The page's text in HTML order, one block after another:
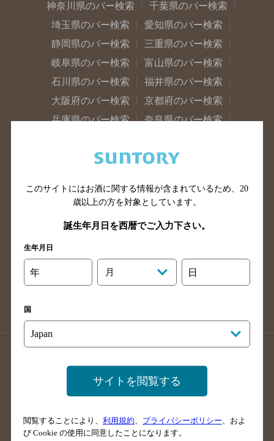
神奈川県のバー検索
千葉県のバー検索
埼玉県のバー検索
愛知県のバー検索
静岡県のバー検索
三重県のバー検索
岐阜県のバー検索
富山県のバー検索
石川県のバー検索
福井県のバー検索
大阪府のバー検索
京都府のバー検索
兵庫県のバー検索
奈良県のバー検索
広島県のバー検索
岡山県のバー検索
島根県のバー検索
徳島県のバー検索
高知県のバー検索
福岡県のバー検索
長崎県のバー検索
大分県のバー検索
熊本県のバー検索
掲載店舗様ログイン
サイトマップ ご意見・ご感想
このサイトにはお酒に関する情報が含まれているため、 20
歳以上の方を対象としています。
誕生年月日を西暦でご入力下さい。
生年月日
年 月 日
国
サイトを閲覧する
閲覧することにより、 利用規約 プライバシーポリシー 、およ
び Cookie の使用に同意したことになります。